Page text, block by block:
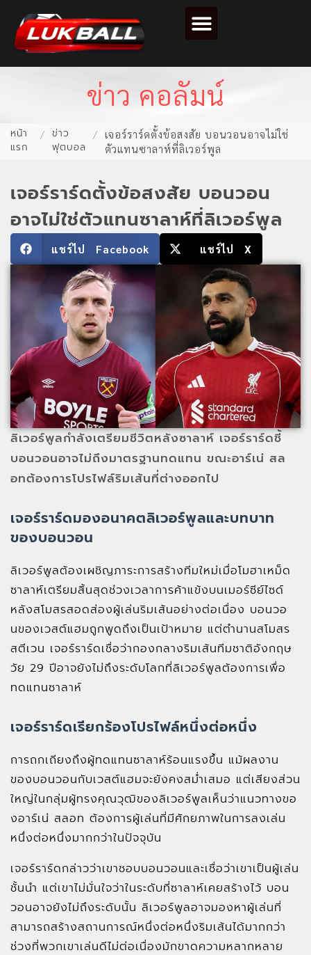
ข่าว คอลัมน์
หน้า
แรก
/ ข่าว
ฟุตบอล
/
เจอร์ราร์ดตั้งข้อสงสัย บอนวอนอาจไม่ใช่
ตัวแทนซาลาห์ที่ลิเวอร์พูล
เจอร์ราร์ดตั้งข้อสงสัย บอนวอน
อาจไม่ใช่ตัวแทนซาลาห์ที่ลิเวอร์พูล
แชร์ไป Facebook แชร์ไป X
ลิเวอร์พูลกำลังเตรียมชีวิตหลังซาลาห์ เจอร์ราร์ดชี้
บอนวอนอาจไม่ถึงมาตรฐานทดแทน ขณะอาร์เน่ สล
อทต้องการโปรไฟล์ริมเส้นที่ต่างออกไป
เจอร์ราร์ดมองอนาคตลิเวอร์พูลและบทบาท
ของบอนวอน
ลิเวอร์พูลต้องเผชิญภาระการสร้างทีมใหม่เมื่อโมฮาเหม็ด
ซาลาห์เตรียมสิ้นสุดช่วงเวลาการค้าแข้งบนเมอร์ซีย์ไซด์
หลังสโมสรสอดส่องผู้เล่นริมเส้นอย่างต่อเนื่อง บอนวอ
นของเวสต์แฮมถูกพูดถึงเป็นเป้าหมาย แต่ตำนานสโมสร
สตีเวน เจอร์ราร์ดเชื่อว่ากองกลางริมเส้นทีมชาติอังกฤษ
วัย 29 ปีอาจยังไม่ถึงระดับโลกที่ลิเวอร์พูลต้องการเพื่อ
ทดแทนซาลาห์
เจอร์ราร์ดเรียกร้องโปรไฟล์หนึ่งต่อหนึ่ง
การถกเถียงถึงผู้ทดแทนซาลาห์ร้อนแรงขึ้น แม้ผลงาน
ของบอนวอนกับเวสต์แฮมจะยังคงสม่ำเสมอ แต่เสียงส่วน
ใหญ่ในกลุ่มผู้ทรงคุณวุฒิของลิเวอร์พูลเห็นว่าแนวทางขอ
งอาร์เน่ สลอท ต้องการผู้เล่นที่มีศักยภาพในการลงเล่น
หนึ่งต่อหนึ่งมากกว่าในปัจจุบัน
เจอร์ราร์ดกล่าวว่าเขาชอบบอนวอนและเชื่อว่าเขาเป็นผู้เล่น
ชั้นนำ แต่เขาไม่มั่นใจว่าในระดับที่ซาลาห์เคยสร้างไว้ บอน
วอนอาจยังไม่ถึงระดับนั้น ลิเวอร์พูลอาจมองหาผู้เล่นที่
สามารถสร้างสถานการณ์หนึ่งต่อหนึ่งริมเส้นได้มากกว่า
ช่วงที่พวกเขาเล่นดีไม่ต่อเนื่องมักขาดความหลากหลาย